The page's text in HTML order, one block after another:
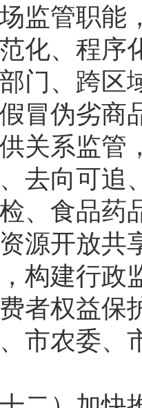
监管职能
化、程序
门、跨区
冒伪劣商
关系监管
去向可追
、食品药
源开放共
构建行政
者权益保
市农委、